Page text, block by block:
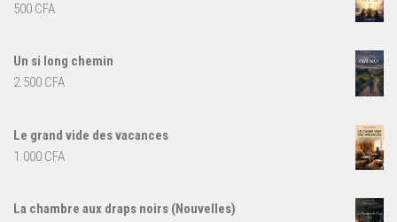
500 CFA
Un si long chemin
2.500 CFA
Le grand vide des vacances
1.000 CFA
La chambre aux draps noirs (Nouvelles)